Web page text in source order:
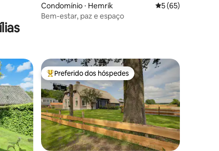
Condomínio ⋅ Hemrik 5 de uma
5 (65)
Bem-estar, paz e espaço
Entre os melhores preferidos dos hóspedes
Preferido dos hóspedes